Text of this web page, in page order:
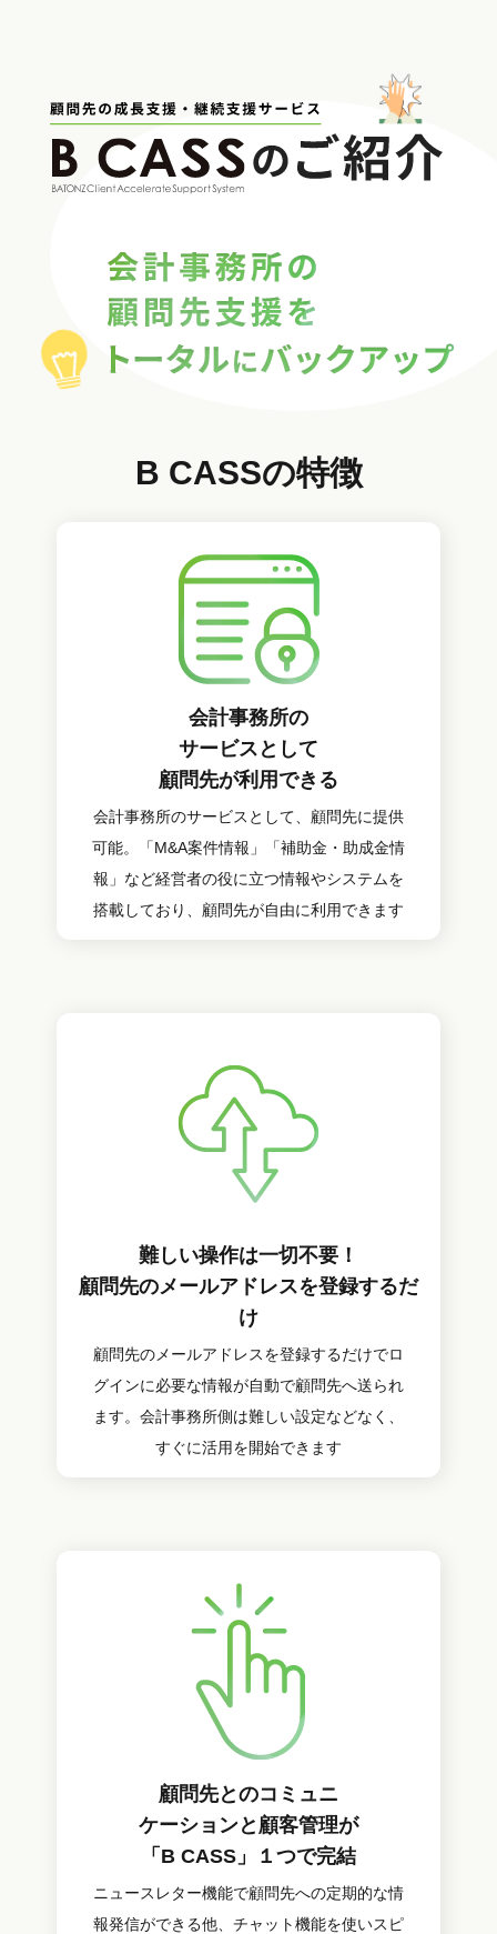
B CASSの特徴
会計事務所の
サービスとして
顧問先が利用できる
会計事務所のサービスとして、顧問先に提供
可能。「M&A案件情報」「補助金・助成金情
報」など経営者の役に立つ情報やシステムを
搭載しており、顧問先が自由に利用できます
難しい操作は一切不要！
顧問先のメールアドレスを登録するだ
け
顧問先のメールアドレスを登録するだけでロ
グインに必要な情報が自動で顧問先へ送られ
ます。会計事務所側は難しい設定などなく、
すぐに活用を開始できます
顧問先とのコミュニ
ケーションと顧客管理が
「B CASS」１つで完結
ニュースレター機能で顧問先への定期的な情
報発信ができる他、チャット機能を使いスピ